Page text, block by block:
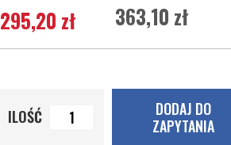
363,10 zł
295,20 zł
ILOŚĆ
DODAJ DO
ZAPYTANIA